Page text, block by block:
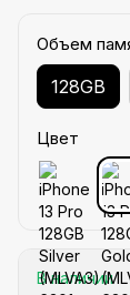
Объем
128GB
Цвет
В наличии